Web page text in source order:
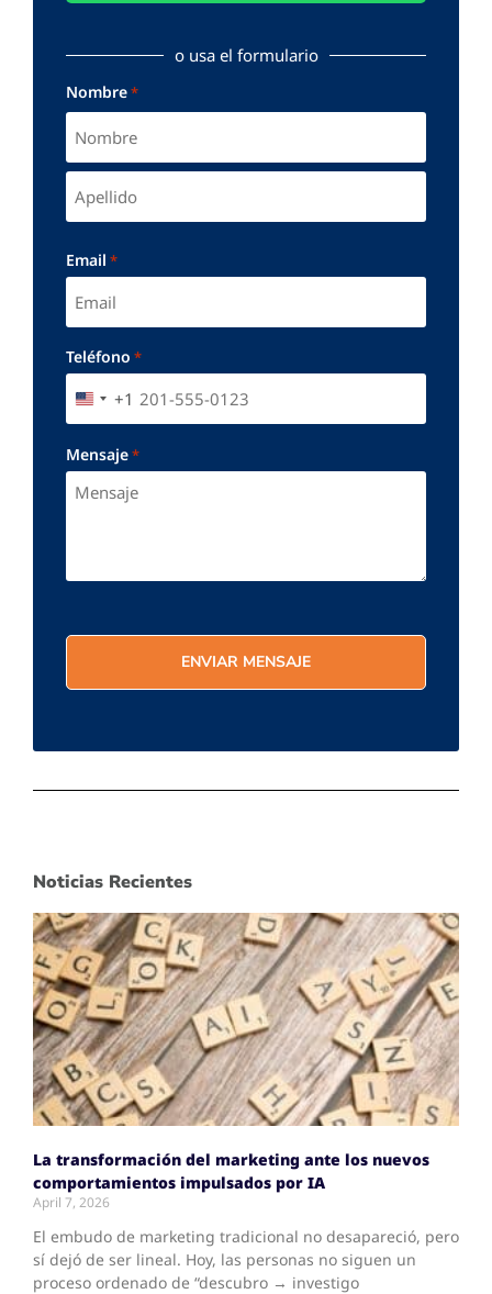
o usa el formulario
Nombre*
Email *
Teléfono *
UNITED STATES +1
+1
Mensaje*
Noticias Recientes
La transformación del marketing ante los nuevos
comportamientos impulsados por IA
April 7, 2026
El embudo de marketing tradicional no desapareció, pero
sí dejó de ser lineal. Hoy, las personas no siguen un
proceso ordenado de “descubro → investigo